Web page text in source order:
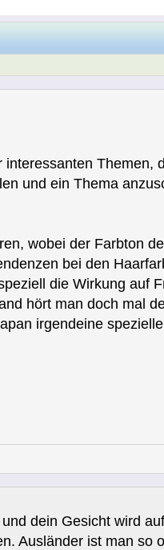
und ein Thema
wobei der Farbton
bei den
die Wirkung auf
hört man doch mal
irgendeine
dein Gesicht wird
Ausländer ist man so